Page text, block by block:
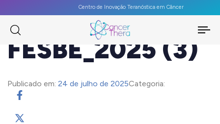
Centro de Inovação Teranóstica em Câncer
FESBE_2025 (3)
Publicado em: 24 de julho de 2025Categoria: